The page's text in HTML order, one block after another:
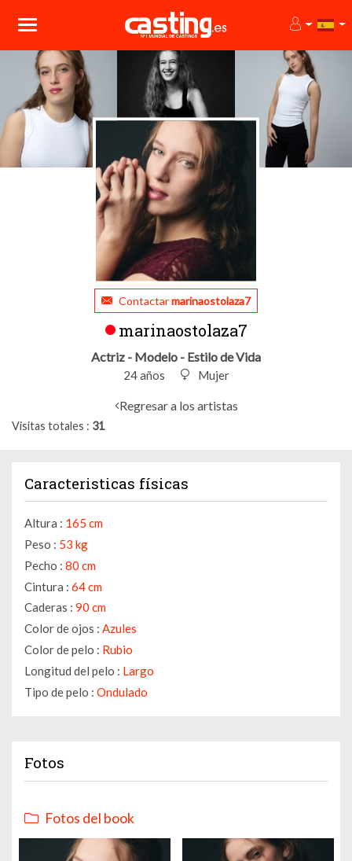
Contactarmarinaostolaza7
marinaostolaza7
Actriz - Modelo - Estilo de Vida
24 años Mujer
Regresar a los artistas
Visitas totales 31
Caracteristicas físicas
Altura : 165 cm
Peso : 53 kg
Pecho : 80 cm
Cintura : 64 cm
Caderas : 90 cm
Color de ojos : Azules
Color de pelo : Rubio
Longitud del pelo : Largo
Tipo de pelo : Ondulado
Fotos
Fotos del book